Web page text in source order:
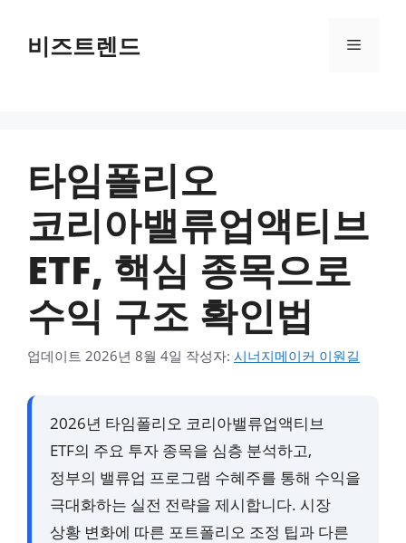
건너뛰기비즈트렌드 메뉴
타임폴리오
코리아밸류업액티브
ETF, 핵심 종목으로
수익 구조 확인법
업데이트 2026년 8월 4일 작성자: 시너지메이커 이원길
2026년 타임폴리오 코리아밸류업액티브
ETF의 주요 투자 종목을 심층 분석하고,
정부의 밸류업 프로그램 수혜주를 통해 수익을
극대화하는 실전 전략을 제시합니다. 시장
상황 변화에 따른 포트폴리오 조정 팁과 다른